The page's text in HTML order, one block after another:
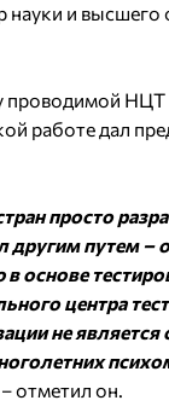
науки и высшего
проводимой НЦТ
работе дал
просто
другим путем –
основе
центра
не
– отметил он.